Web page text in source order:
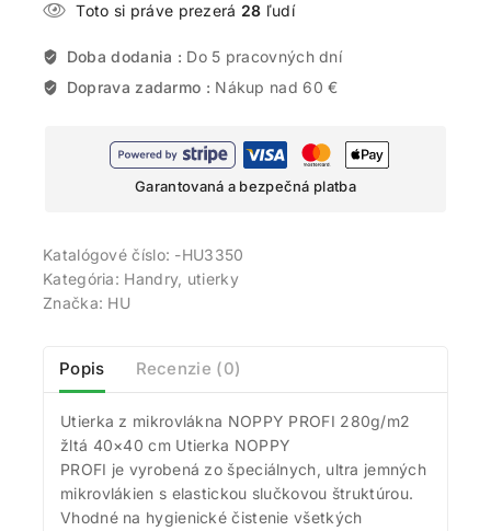
Toto si práve prezerá 28 ľudí
Doba dodania : Do 5 pracovných dní
Doprava zadarmo : Nákup nad 60 €
Garantovaná a bezpečná platba
Katalógové číslo: -HU3350
Kategória: Handry, utierky
Značka: HU
Popis Recenzie (0)
Utierka z mikrovlákna NOPPY PROFI 280g/m2
žltá 40×40 cm Utierka NOPPY
PROFI je vyrobená zo špeciálnych, ultra jemných
mikrovlákien s elastickou slučkovou štruktúrou.
Vhodné na hygienické čistenie všetkých